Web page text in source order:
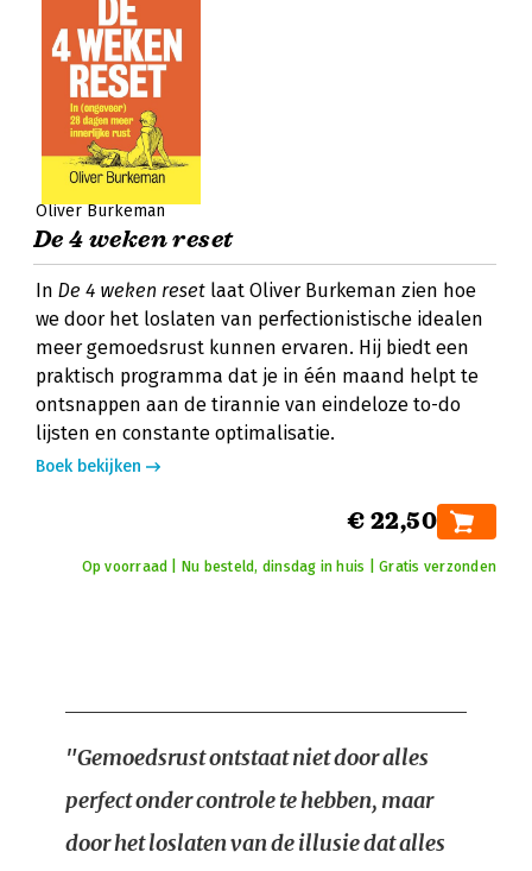
Oliver Burkeman
De 4 weken reset
In De 4 weken reset laat Oliver Burkeman zien hoe
we door het loslaten van perfectionistische idealen
meer gemoedsrust kunnen ervaren. Hij biedt een
praktisch programma dat je in één maand helpt te
ontsnappen aan de tirannie van eindeloze to-do
lijsten en constante optimalisatie.
Boek bekijken
€ 22,50
Op voorraad | Nu besteld, dinsdag in huis | Gratis verzonden
"Gemoedsrust ontstaat niet door alles
perfect onder controle te hebben, maar
door het loslaten van de illusie dat alles